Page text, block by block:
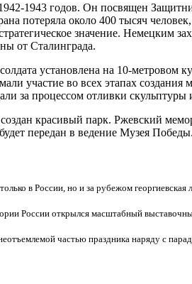
1943 годов. Он посвящен
потеряла около 400 тысяч
значение. Немецким
от Сталинграда.
установлена на 10-метровом
участие во всех этапах создания
за процессом отливки скульптуры
красивый парк. Ржевский
передан в ведение Музея Победы.
в России, но и за рубежом георгиевская
России открылся масштабный
частью праздника наряду с